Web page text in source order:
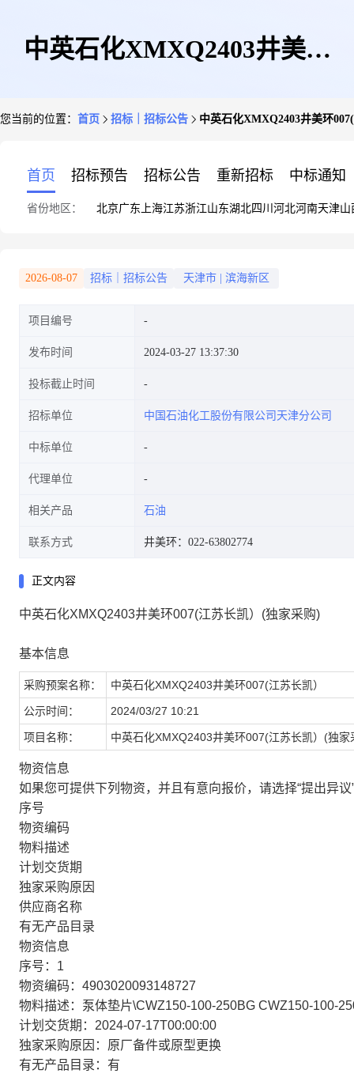
中英石化XMXQ2403井美环
您当前的位置： 首页 招标｜招标公告 中英石化XMXQ2403井美环
首页 招标预告 招标公告 重新招标 中标通知
省份地区： 北京广东 上海江苏浙江山东湖北四川 河北河南天津山
2026-08-07 招标｜招标公告 天津市 滨海新区
项目编号
发布时间 2024-03-27 13:37:30
投标截止时间
招标单位 中国石油化工股份有限公司天津分公司
中标单位
代理单位
相关产品 石油
联系方式 井美环：022-63802774
正文内容
中英石化XMXQ2403井美环007(江苏长凯）(独家采购)
基本信息
采购预案名称： 中英石化XMXQ2403井美环007(江苏长凯）
公示时间： 2024/03/27 10:21
项目名称： 中英石化XMXQ2403井美环007(江苏长凯）(独家
物资信息
如果您可提供下列物资，并且有意向报价，请选择“提出异议
序号
物资编码
物料描述
计划交货期
独家采购原因
供应商名称
有无产品目录
物资信息
序号：1
物资编码：4903020093148727
物料描述：泵体垫片\CWZ150-100-250BG CWZ150-100-
计划交货期：2024-07-17T00:00:00
独家采购原因：原厂备件或原型更换
有无产品目录：有